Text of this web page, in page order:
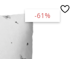
-61%